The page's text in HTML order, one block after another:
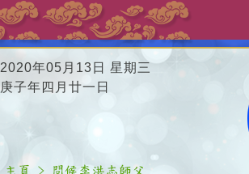
2020年05月13日 星期三
庚子年四月廿一日